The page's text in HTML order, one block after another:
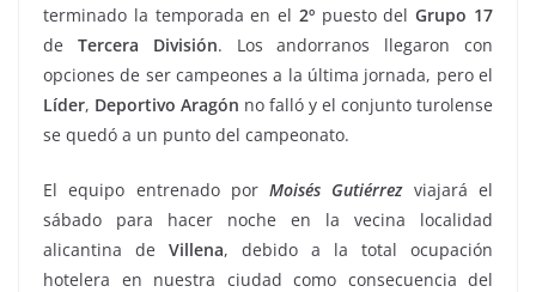
terminado la temporada en el 2ºpuesto delGrupo 17
de Tercera División. Los andorranos llegaron con
opciones de ser campeones a la última jornada, pero el
Líder, Deportivo Aragón no falló y el conjunto turolense
se quedó a un punto del campeonato.
El equipo entrenado porMoisés Gutiérrezviajará el
sábado para hacer noche en la vecina localidad
alicantina de Villena, debido a la total ocupación
hotelera en nuestra ciudad como consecuencia del